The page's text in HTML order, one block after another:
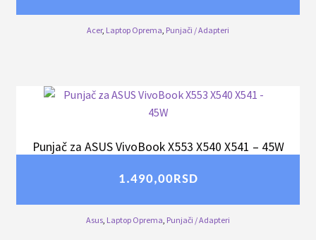
Acer, Laptop Oprema, Punjači / Adapteri
Punjač za ASUS VivoBook X553 X540 X541 – 45W
1.490,00RSD
Asus Laptop Oprema Punjači / Adapteri